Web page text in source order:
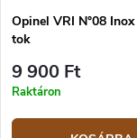
Opinel VRI N°08
tok
9 900 Ft
Raktáron